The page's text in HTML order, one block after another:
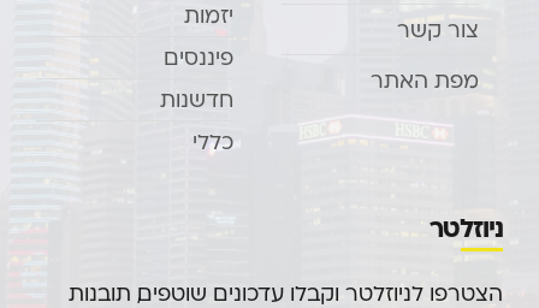
צור קשר
מפת האתר
יזמות
פיננסים
חדשנות
כללי
ניוזלטר
הצטרפו לניוזלטר וקבלו עדכונים שוטפים, תובנות